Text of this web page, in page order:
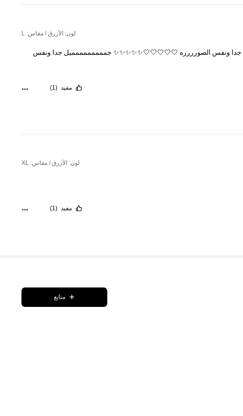
لون: الأزرق / مقاس: L
جدا ونفس الصورررره 🤍🤍🤍🤍🤍✨✨✨✨✨ جممممممممميل جدا ونفس
مفيد (1)
لون: الأزرق / مقاس: XL
مفيد (1)
متابع